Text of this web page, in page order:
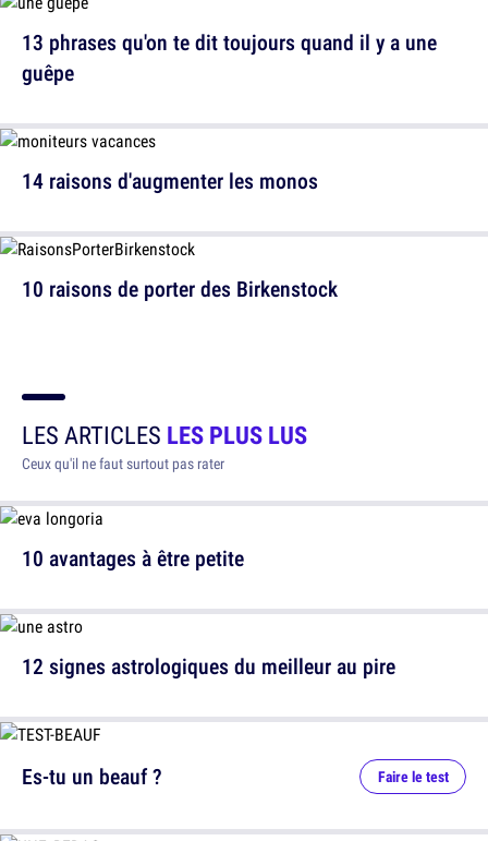
14 raisons d'augmenter les monos
13 phrases qu'on te dit toujours quand il y a une
guêpe
10 raisons de porter des Birkenstock
LES ARTICLES LES PLUS LUS
Ceux qu'il ne faut surtout pas rater
10 avantages à être petite
12 signes astrologiques du meilleur au pire
Es-tu un beauf ? Faire le test